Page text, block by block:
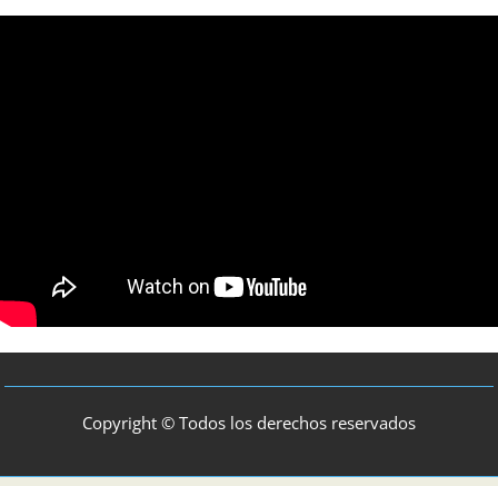
Copyright © Todos los derechos reservados